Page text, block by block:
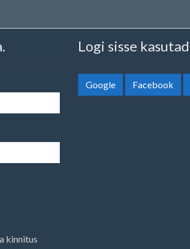
kinnitus
Logi sisse
Google Facebook